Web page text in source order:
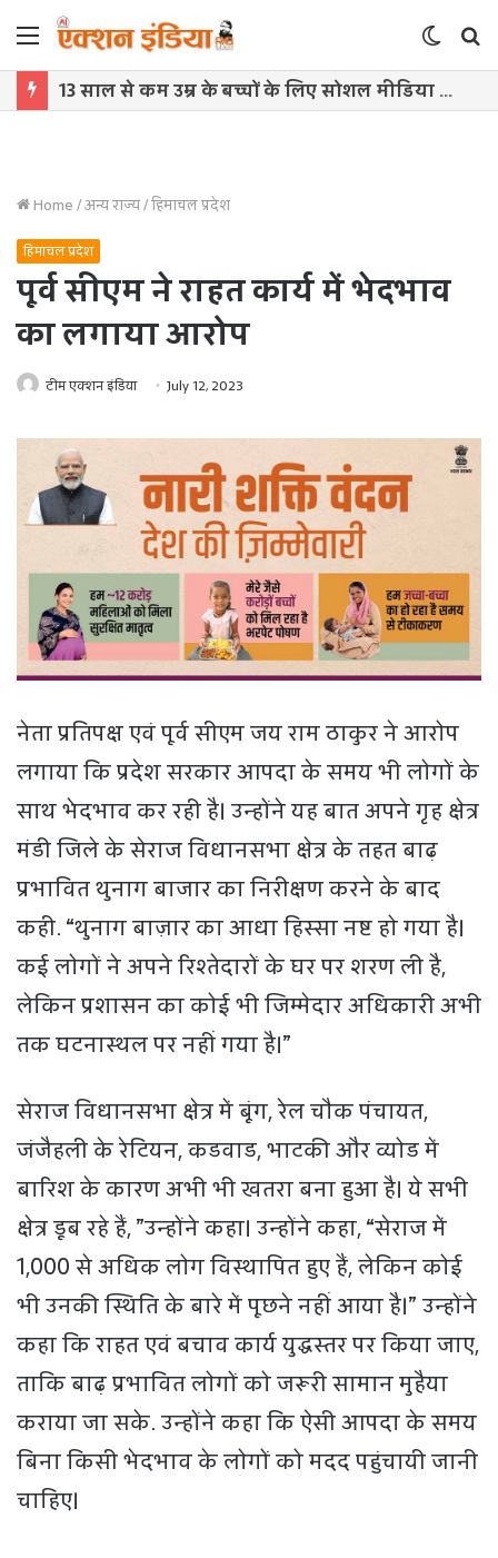
Menu
Switch
skin
13 साल से कम उम्र के बच्चों के लिए सोशल मीडिया बैन! संसद में बिल लाने की तैयारी
Home/अन्य राज्य/हिमाचल प्रदेश
हिमाचल प्रदेश
पूर्व सीएम ने राहत कार्य में भेदभाव
का लगाया आरोप
टीम एक्शन इंडिया July 12, 2023
नेता प्रतिपक्ष एवं पूर्व सीएम जय राम ठाकुर ने आरोप
लगाया कि प्रदेश सरकार आपदा के समय भी लोगों के
साथ भेदभाव कर रही है। उन्होंने यह बात अपने गृह क्षेत्र
मंडी जिले के सेराज विधानसभा क्षेत्र के तहत बाढ़
प्रभावित थुनाग बाजार का निरीक्षण करने के बाद
कही. “थुनाग बाज़ार का आधा हिस्सा नष्ट हो गया है।
कई लोगों ने अपने रिश्तेदारों के घर पर शरण ली है,
लेकिन प्रशासन का कोई भी जिम्मेदार अधिकारी अभी
तक घटनास्थल पर नहीं गया है।”
सेराज विधानसभा क्षेत्र में बूंग, रेल चौक पंचायत,
जंजैहली के रेटियन, कडवाड, भाटकी और व्योड में
बारिश के कारण अभी भी खतरा बना हुआ है। ये सभी
क्षेत्र डूब रहे हैं, ”उन्होंने कहा। उन्होंने कहा, “सेराज में
1,000 से अधिक लोग विस्थापित हुए हैं, लेकिन कोई
भी उनकी स्थिति के बारे में पूछने नहीं आया है।” उन्होंने
कहा कि राहत एवं बचाव कार्य युद्धस्तर पर किया जाए,
ताकि बाढ़ प्रभावित लोगों को जरूरी सामान मुहैया
कराया जा सके. उन्होंने कहा कि ऐसी आपदा के समय
बिना किसी भेदभाव के लोगों को मदद पहुंचायी जानी
चाहिए।